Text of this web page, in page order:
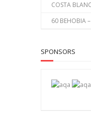
COSTA
60 BEHOBIA
SPONSORS